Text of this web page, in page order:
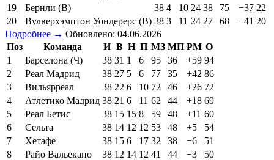
19
Бернли (В) 38 4 10 24 38 75 −37 22
20
Вулверхэмптон Уондерерс (В) 38 3 11 24 27 68 −41 20
Подробнее → Обновлено: 04.06.2026
Поз
Команда И В Н П МЗ МП РМ О
1
Барселона (Ч) 38 31 1 6 95 36 +59 94
2
Реал Мадрид 38 27 5 6 77 35 +42 86
3
Вильярреал 38 22 6 10 72 46 +26 72
4
Атлетико Мадрид 38 21 6 11 62 44 +18 69
5
Реал Бетис 38 15 15 8 59 48 +11 60
6
Сельта 38 14 12 12 53 48 +5
54
7
Хетафе 38 15 6 17 32 38 −6
51
8
Райо Вальекано 38 12 14 12 41 44 −3 50